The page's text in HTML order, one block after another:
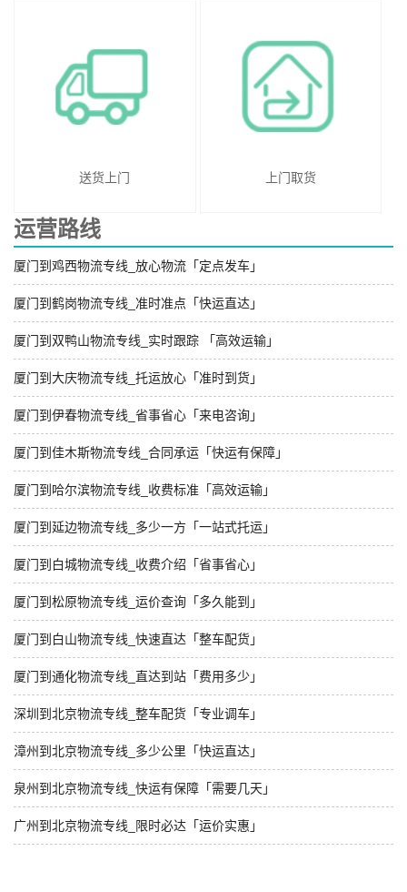
送货上门 上门取货
运营路线
厦门到鸡西物流专线_放心物流「定点发车」
厦门到鹤岗物流专线_准时准点「快运直达」
厦门到双鸭山物流专线_实时跟踪 「高效运输」
厦门到大庆物流专线_托运放心「准时到货」
厦门到伊春物流专线_省事省心「来电咨询」
厦门到佳木斯物流专线_合同承运「快运有保障」
厦门到哈尔滨物流专线_收费标准「高效运输」
厦门到延边物流专线_多少一方「一站式托运」
厦门到白城物流专线_收费介绍「省事省心」
厦门到松原物流专线_运价查询「多久能到」
厦门到白山物流专线_快速直达「整车配货」
厦门到通化物流专线_直达到站「费用多少」
深圳到北京物流专线_整车配货「专业调车」
漳州到北京物流专线_多少公里「快运直达」
泉州到北京物流专线_快运有保障「需要几天」
广州到北京物流专线_限时必达「运价实惠」